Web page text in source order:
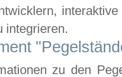
integrieren.
zu den